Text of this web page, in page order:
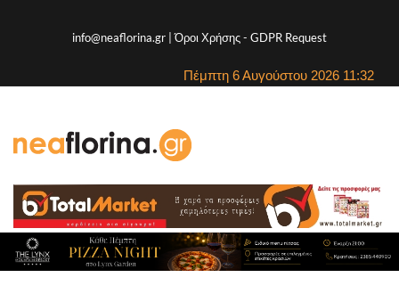
info@neaflorina.gr |Όροι Χρήσης- GDPR Request
Πέμπτη 6 Αυγούστου 2026 11:32